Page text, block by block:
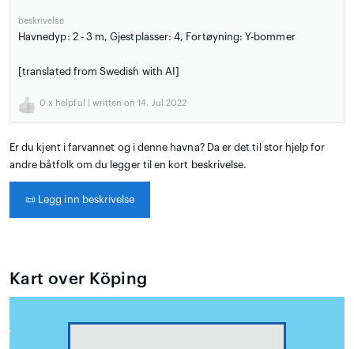
beskrivelse
Havnedyp: 2 - 3 m, Gjestplasser: 4, Fortøyning: Y-bommer
[translated from Swedish with AI]
0 x helpful | written on 14. Jul 2022
Er du kjent i farvannet og i denne havna? Da er det til stor hjelp for
andre båtfolk om du legger til en kort beskrivelse.
📜 Legg inn beskrivelse
Kart over Köping